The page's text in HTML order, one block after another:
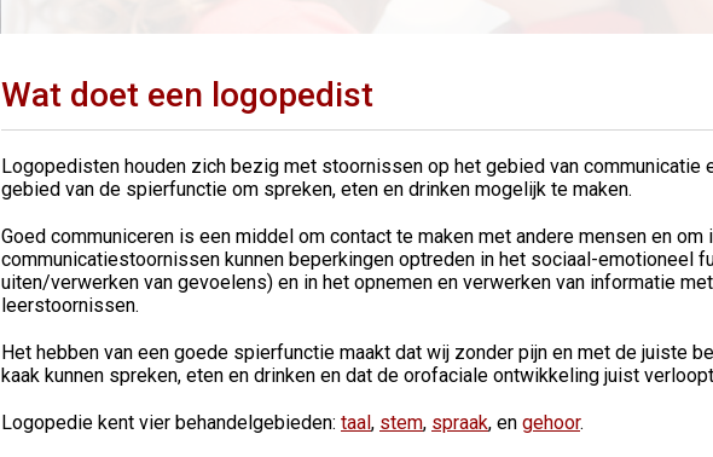
Wat doet een logopedist
Logopedisten houden zich bezig met stoornissen op het gebied van communicatie
gebied van de spierfunctie om spreken, eten en drinken mogelijk te maken.
Goed communiceren is een middel om contact te maken met andere mensen en
communicatiestoornissen kunnen beperkingen optreden in het sociaal-emotioneel
uiten/verwerken van gevoelens) en in het opnemen en verwerken van informatie
leerstoornissen.
Het hebben van een goede spierfunctie maakt dat wij zonder pijn en met de juiste
kaak kunnen spreken, eten en drinken en dat de orofaciale ontwikkeling juist
Logopedie kent vier behandelgebieden: taal, stem, spraak, en gehoor.